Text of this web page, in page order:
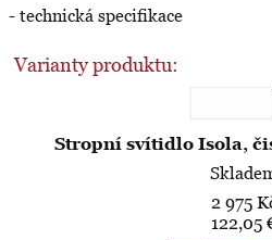
- technická specifikace
Varianty produktu:
Stropní svítidlo Isola,
2 975
122,05